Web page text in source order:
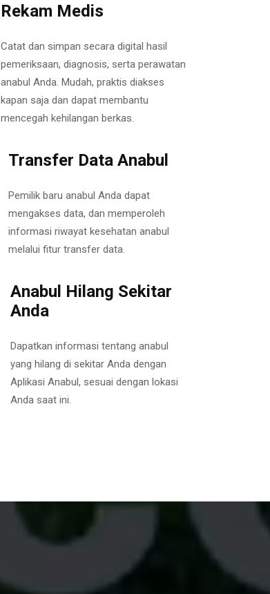
Rekam Medis
Catat dan simpan secara digital hasil
pemeriksaan, diagnosis, serta perawatan
anabul Anda. Mudah, praktis diakses
kapan saja dan dapat membantu
mencegah kehilangan berkas.
Transfer Data Anabul
Pemilik baru anabul Anda dapat
mengakses data, dan memperoleh
informasi riwayat kesehatan anabul
melalui fitur transfer data.
Anabul Hilang Sekitar
Anda
Dapatkan informasi tentang anabul
yang hilang di sekitar Anda dengan
Aplikasi Anabul, sesuai dengan lokasi
Anda saat ini.